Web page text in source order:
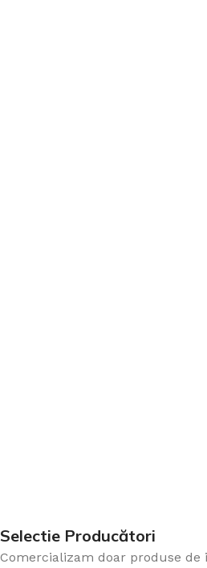
Selectie Producători
Comercializam doar produse